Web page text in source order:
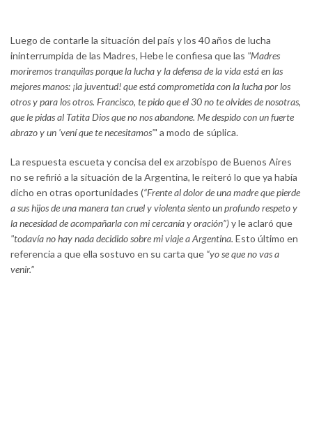
Luego de contarle la situación del país y los 40 años de lucha
ininterrumpida de las Madres, Hebe le confiesa que las "Madres
moriremos tranquilas porque la lucha y la defensa de la vida está en las
mejores manos: ¡la juventud! que está comprometida con la lucha por los
otros y para los otros. Francisco, te pido que el 30 no te olvides de nosotras,
que le pidas al Tatita Dios que no nos abandone. Me despido con un fuerte
abrazo y un 'vení que te necesitamos'" a modo de súplica.
La respuesta escueta y concisa del ex arzobispo de Buenos Aires
no se refirió a la situación de la Argentina, le reiteró lo que ya había
dicho en otras oportunidades (“Frente al dolor de una madre que pierde
a sus hijos de una manera tan cruel y violenta siento un profundo respeto y
la necesidad de acompañarla con mi cercanía y oración”)y le aclaró que
"todavía no hay nada decidido sobre mi viaje a Argentina. Esto último en
referencia a que ella sostuvo en su carta que “yo se que no vas a
venir.”